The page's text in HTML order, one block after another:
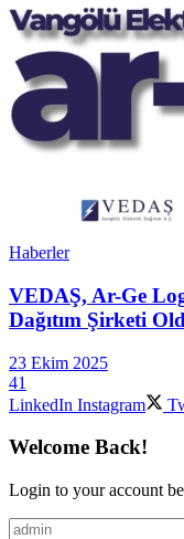
Haberler
VEDAŞ, Ar-Ge
Dağıtım Şirketi
23 Ekim 2025
41
LinkedIn Instagram
Welcome Back!
Login to your account